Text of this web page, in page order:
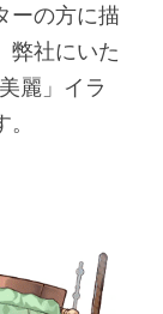
ーの方に描
弊社にいた
麗」イラ